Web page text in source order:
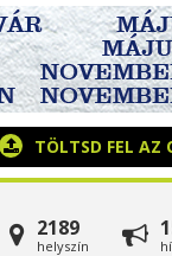
TÖLTSD FEL AZ
2189
helyszín